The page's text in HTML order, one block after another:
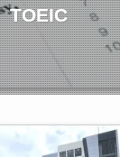
TOEIC